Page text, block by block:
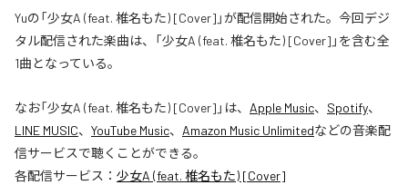
Yuの「少女A (feat. 椎名もた) [Cover]」が配信開始された。今回デジ
タル配信された楽曲は、「少女A (feat. 椎名もた) [Cover]」を含む全
1曲となっている。
なお「少女A (feat. 椎名もた) [Cover] 」は、 Apple Music、 Spotify、
LINE MUSIC、 YouTube Music、 Amazon Music Unlimitedなどの音楽配
信サービスで聴くことができる。
各配信サービス： 少女A (feat. 椎名もた) [Cover]